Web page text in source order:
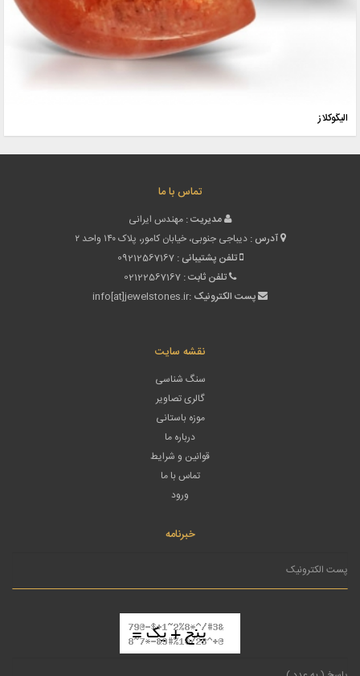
الیگوکلاز
تماس با ما
مدیریت : مهندس ایرانی
آدرس : دیباجی جنوبی، خیابان کامور، پلاک ۱۴۰ واحد ۲
تلفن پشتیبانی : 09212567167
تلفن ثابت : 02122567167
پست الکترونیک :info[at]jewelstones.ir
نقشه سایت
سنگ شناسی
گالری تصاویر
موزه باستانی
درباره ما
قوانین و شرایط
تماس با ما
ورود
خبرنامه